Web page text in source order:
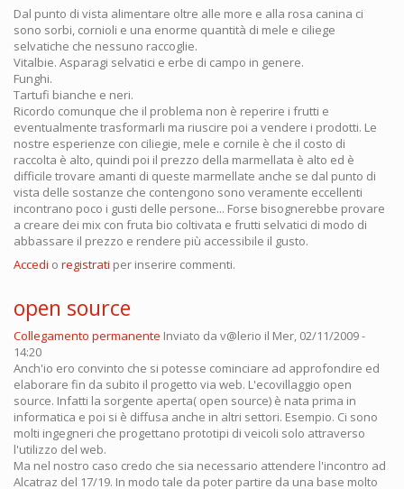
Dal punto di vista alimentare oltre alle more e alla rosa canina ci
sono sorbi, cornioli e una enorme quantità di mele e ciliege
selvatiche che nessuno raccoglie.
Vitalbie. Asparagi selvatici e erbe di campo in genere.
Funghi.
Tartufi bianche e neri.
Ricordo comunque che il problema non è reperire i frutti e
eventualmente trasformarli ma riuscire poi a vendere i prodotti. Le
nostre esperienze con ciliegie, mele e cornile è che il costo di
raccolta è alto, quindi poi il prezzo della marmellata è alto ed è
difficile trovare amanti di queste marmellate anche se dal punto di
vista delle sostanze che contengono sono veramente eccellenti
incontrano poco i gusti delle persone... Forse bisognerebbe provare
a creare dei mix con fruta bio coltivata e frutti selvatici di modo di
abbassare il prezzo e rendere più accessibile il gusto.
Accedi o registrati per inserire commenti.
open source
Collegamento permanente Inviato da v@lerio il Mer, 02/11/2009 -
14:20
Anch'io ero convinto che si potesse cominciare ad approfondire ed
elaborare fin da subito il progetto via web. L'ecovillaggio open
source. Infatti la sorgente aperta( open source) è nata prima in
informatica e poi si è diffusa anche in altri settori. Esempio. Ci sono
molti ingegneri che progettano prototipi di veicoli solo attraverso
l'utilizzo del web.
Ma nel nostro caso credo che sia necessario attendere l'incontro ad
Alcatraz del 17/19. In modo tale da poter partire da una base molto